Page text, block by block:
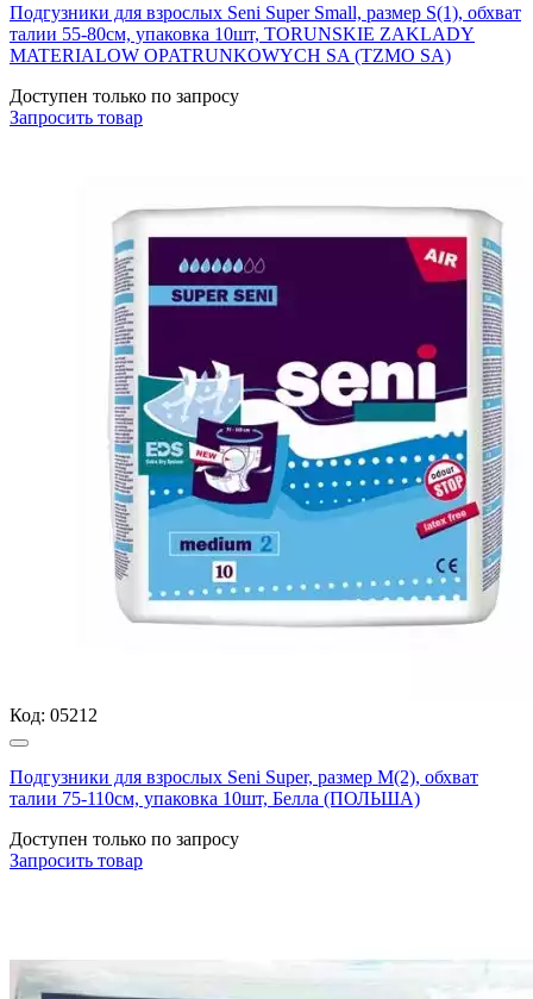
Подгузники для взрослых Seni Super Small, размер S(1), обхват
талии 55-80см, упаковка 10шт, TORUNSKIE ZAKLADY
MATERIALOW OPATRUNKOWYCH SA (TZMO SA)
Доступен только по запросу
Запросить товар
Код: 05212
Подгузники для взрослых Seni Super, размер М(2), обхват
талии 75-110см, упаковка 10шт, Белла (ПОЛЬША)
Доступен только по запросу
Запросить товар